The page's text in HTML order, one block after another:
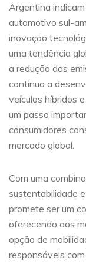
Argentina
automotivo sul-
inovação
uma tendência
a redução das
continua a
veículos híbridos
um passo
consumidores
mercado global.
Com uma
sustentabilidade
promete ser um
oferecendo aos
opção de
responsáveis